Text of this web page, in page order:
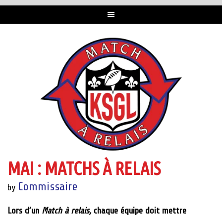
MAI : MATCHS À RELAIS
by Commissaire
Lors d’un Match à relais,chaque équipe doit mettre